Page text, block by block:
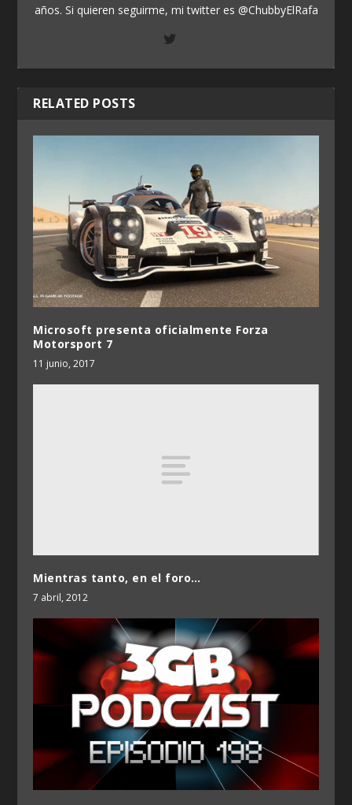
años. Si quieren seguirme, mi twitter es @ChubbyElRafa
RELATED POSTS
Microsoft presenta oficialmente Forza
Motorsport 7
11 junio, 2017
Mientras tanto, en el foro…
7 abril, 2012